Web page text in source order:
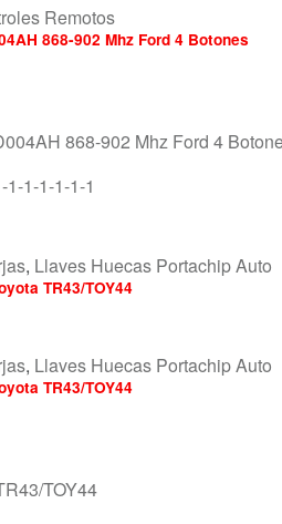
Remotos
868-902 Mhz Ford 4 Botones
868-902 Mhz Ford 4
1-1-1-1-1
, Llaves Huecas Portachip Auto
TR43/TOY44
, Llaves Huecas Portachip Auto
TR43/TOY44
TOY44